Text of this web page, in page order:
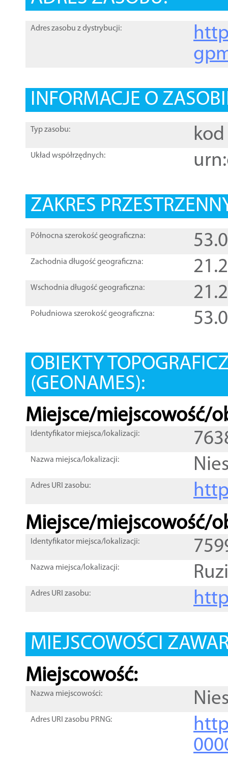
Adres zasobu z dystrybucji:
INFORMACJE O
Typ zasobu: kod
Układ współrzędnych:
ZAKRES
Północna szerokość geograficzna:
Zachodnia długość geograficzna:
Wschodnia długość geograficzna:
Południowa szerokość geograficzna:
OBIEKTY
(GEONAMES):
Miejsce/miejscowość/
Identyfikator miejsca/lokalizacji:
Nazwa miejsca/lokalizacji:
Adres URI zasobu:
Miejsce/miejscowość/
Identyfikator miejsca/lokalizacji:
Nazwa miejsca/lokalizacji:
Adres URI zasobu:
MIEJSCOWOŚCI
Miejscowość:
Nazwa miejscowości:
Adres URI zasobu PRNG: